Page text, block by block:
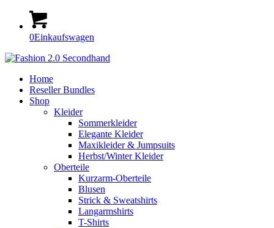
0Einkaufswagen
Home
Reseller Bundles
Shop
Kleider
Sommerkleider
Elegante Kleider
Maxikleider & Jumpsuits
Herbst/Winter Kleider
Oberteile
Kurzarm-Oberteile
Blusen
Strick & Sweatshirts
Langarmshirts
T-Shirts